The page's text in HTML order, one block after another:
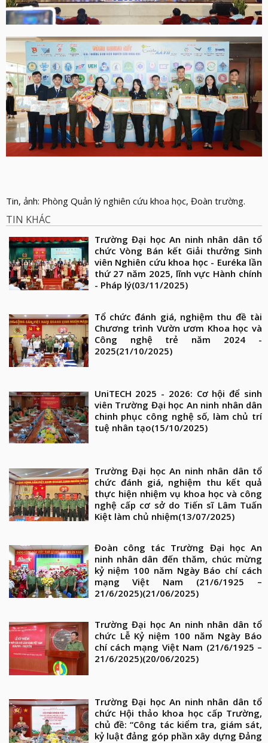
Tin, ảnh: Phòng Quản lý nghiên cứu khoa học, Đoàn trường.
TIN KHÁC
Trường Đại học An ninh nhân dân tổ
chức Vòng Bán kết Giải thưởng Sinh
viên Nghiên cứu khoa học - Euréka lần
thứ 27 năm 2025, lĩnh vực Hành chính
- Pháp lý(03/11/2025)
Tổ chức đánh giá, nghiệm thu đề tài
Chương trình Vườn ươm Khoa học và
Công nghệ trẻ năm 2024 -
2025(21/10/2025)
UniTECH 2025 - 2026: Cơ hội để sinh
viên Trường Đại học An ninh nhân dân
chinh phục công nghệ số, làm chủ trí
tuệ nhân tạo(15/10/2025)
Trường Đại học An ninh nhân dân tổ
chức đánh giá, nghiệm thu kết quả
thực hiện nhiệm vụ khoa học và công
nghệ cấp cơ sở do Tiến sĩ Lâm Tuấn
Kiệt làm chủ nhiệm(13/07/2025)
Đoàn công tác Trường Đại học An
ninh nhân dân đến thăm, chúc mừng
kỷ niệm 100 năm Ngày Báo chí cách
mạng Việt Nam (21/6/1925 –
21/6/2025)(21/06/2025)
Trường Đại học An ninh nhân dân tổ
chức Lễ Kỷ niệm 100 năm Ngày Báo
chí cách mạng Việt Nam (21/6/1925 –
21/6/2025)(20/06/2025)
Trường Đại học An ninh nhân dân tổ
chức Hội thảo khoa học cấp Trường,
chủ đề: “Công tác kiểm tra, giám sát,
kỷ luật đảng góp phần xây dựng Đảng